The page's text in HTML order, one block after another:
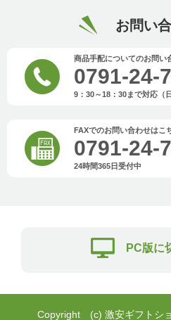
お問い
商品手配についてのお問い
0791-24-
9：30～18：30まで対応（
FAXでのお問い合わせはこ
0791-24-
24時間365日受付中
PC版に
Copyright (c) 激安ギフトシ